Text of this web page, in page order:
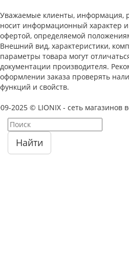
Уважаемые клиенты, информация,
носит информационный характер
офертой, определяемой
Внешний вид, характеристики,
параметры товара могут
документации производителя.
оформлении заказа проверять
функций и свойств.
2025 © LIONIX - сеть магазинов
Найти